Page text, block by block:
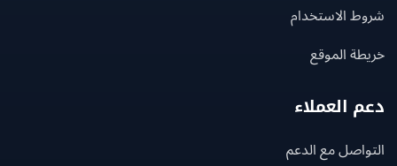
الاستخدام
الموقع
العملاء
مع الدعم